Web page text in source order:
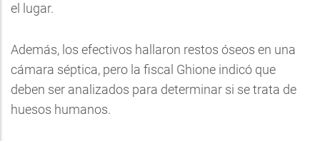
el lugar.
Además, los efectivos hallaron restos óseos en una
cámara séptica, pero la fiscal Ghione indicó que
deben ser analizados para determinar si se trata de
huesos humanos.